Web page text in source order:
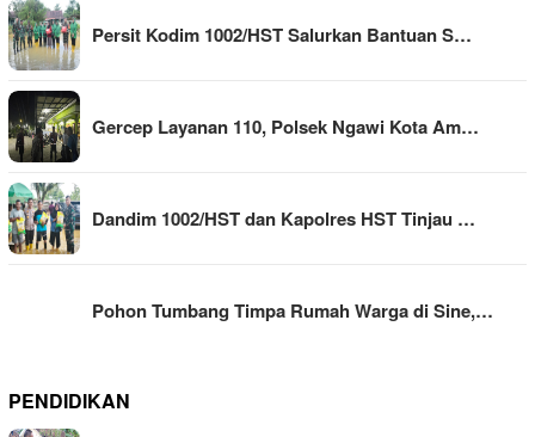
Persit Kodim 1002/HST Salurkan Bantuan S…
Gercep Layanan 110, Polsek Ngawi Kota Am…
Dandim 1002/HST dan Kapolres HST Tinjau …
Pohon Tumbang Timpa Rumah Warga di Sine,…
PENDIDIKAN